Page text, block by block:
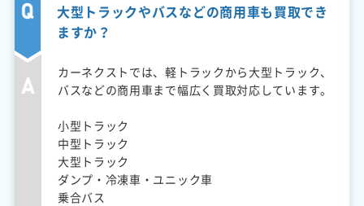
大型トラックやバスなどの商用車も買取でき
ますか？
カーネクストでは、軽トラックから大型トラック、
バスなどの商用車まで幅広く買取対応しています。
小型トラック
中型トラック
大型トラック
ダンプ・冷凍車・ユニック車
乗合バス